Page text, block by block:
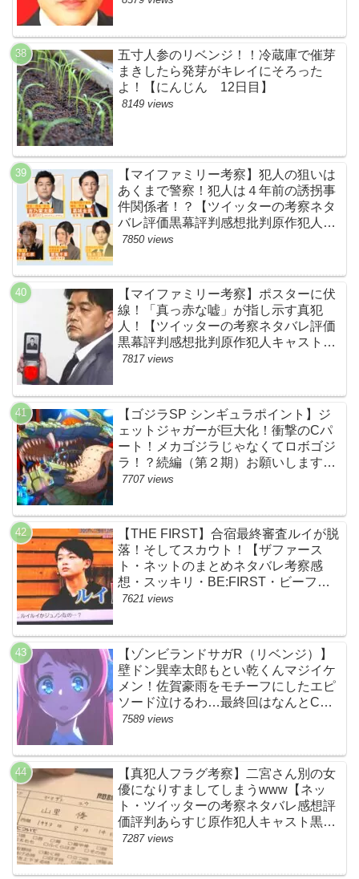
五寸人参のリベンジ！！冷蔵庫で催芽
まきしたら発芽がキレイにそろった
よ！【にんじん 12日目】
8149 views
【マイファミリー考察】犯人の狙いは
あくまで警察！犯人は４年前の誘拐事
件関係者！？【ツイッターの考察ネタ
バレ評価黒幕評判感想批判原作犯人キ
ャスト脚本あらすじ伏線まとめ】
7850 views
【マイファミリー考察】ポスターに伏
線！「真っ赤な嘘」が指し示す真犯
人！【ツイッターの考察ネタバレ評価
黒幕評判感想批判原作犯人キャスト脚
本あらすじ伏線まとめ・吉乃栄太郎】
7817 views
【ゴジラSP シンギュラポイント】ジ
ェットジャガーが巨大化！衝撃のCパ
ート！メカゴジラじゃなくてロボゴジ
ラ！？続編（第２期）お願いします！
【ネットの考察ネタバレ感想まとめ・
7707 views
【THE FIRST】合宿最終審査ルイが脱
落！そしてスカウト！【ザファース
ト・ネットのまとめネタバレ考察感
想・スッキリ・BE:FIRST・ビーファ
ースト】
7621 views
【ゾンビランドサガR（リベンジ）】
壁ドン巽幸太郎もとい乾くんマジイケ
メン！佐賀豪雨をモチーフにしたエピ
ソード泣けるわ…最終回はなんとCM
なし27分ノンストップ放送！すごすぎ
7589 views
【真犯人フラグ考察】二宮さん別の女
優になりすましてしまうwww【ネッ
ト・ツイッターの考察ネタバレ感想評
価評判あらすじ原作犯人キャスト黒幕
伏線まとめ・山里亮太・蒼井優】
7287 views